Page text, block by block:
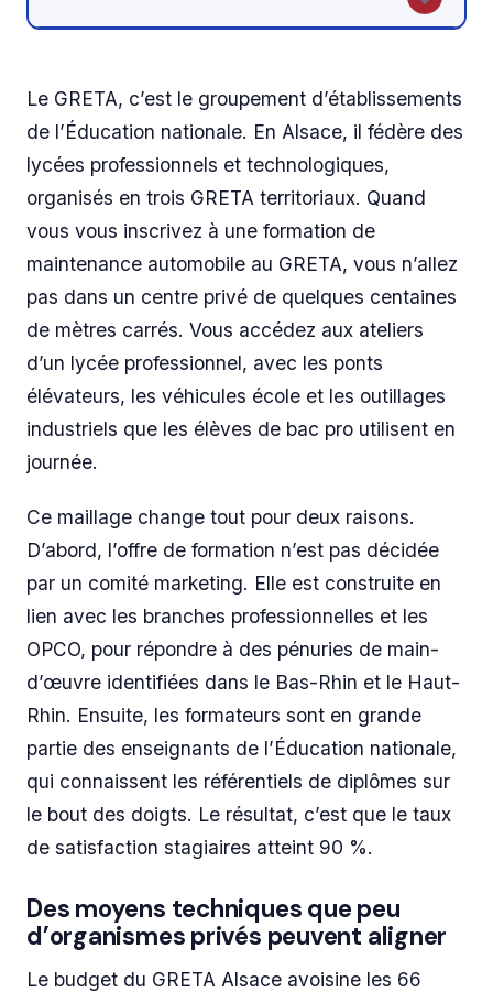
Le GRETA, c’est le groupement d’établissements
de l’Éducation nationale. En Alsace, il fédère des
lycées professionnels et technologiques,
organisés en trois GRETA territoriaux. Quand
vous vous inscrivez à une formation de
maintenance automobile au GRETA, vous n’allez
pas dans un centre privé de quelques centaines
de mètres carrés. Vous accédez aux ateliers
d’un lycée professionnel, avec les ponts
élévateurs, les véhicules école et les outillages
industriels que les élèves de bac pro utilisent en
journée.
Ce maillage change tout pour deux raisons.
D’abord, l’offre de formation n’est pas décidée
par un comité marketing. Elle est construite en
lien avec les branches professionnelles et les
OPCO, pour répondre à des pénuries de main-
d’œuvre identifiées dans le Bas-Rhin et le Haut-
Rhin. Ensuite, les formateurs sont en grande
partie des enseignants de l’Éducation nationale,
qui connaissent les référentiels de diplômes sur
le bout des doigts. Le résultat, c’est que le taux
de satisfaction stagiaires atteint 90 %.
Des moyens techniques que peu
d’organismes privés peuvent aligner
Le budget du GRETA Alsace avoisine les 66